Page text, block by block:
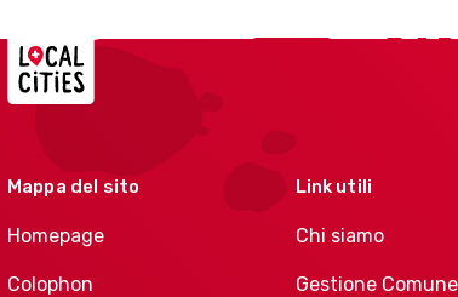
Localcities
Mappa del sito
Homepage
Colophon
Link utili
Chi siamo
Gestione Comune